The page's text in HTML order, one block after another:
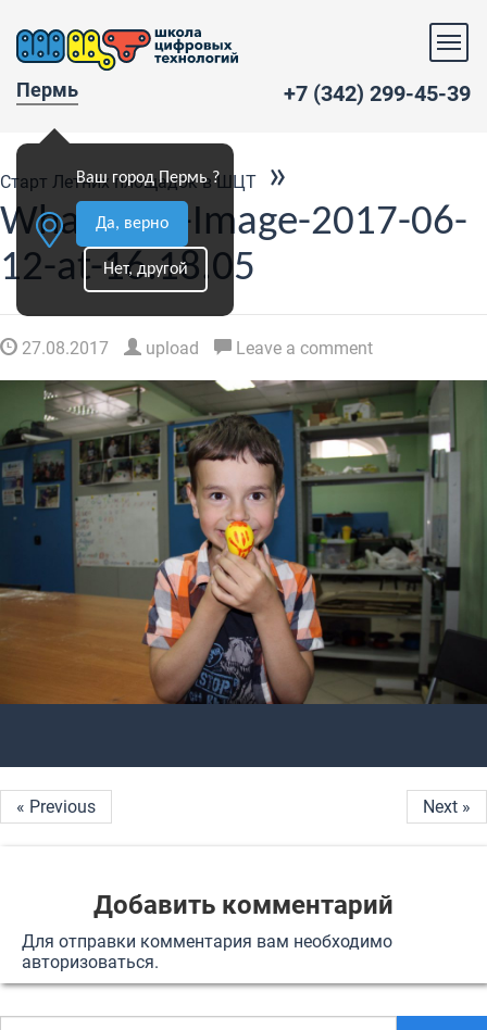
Пермь
Ваш город Пермь ?
Да, верно
Нет, другой
+7 (342) 299-45-39
Старт Летних площадок в ШЦТ
»
WhatsApp-Image-2017-06-
12-at-16.18.05
27.08.2017 upload Leave a comment
« Previous Next »
Добавить комментарий
Для отправки комментария вам необходимо
авторизоваться.